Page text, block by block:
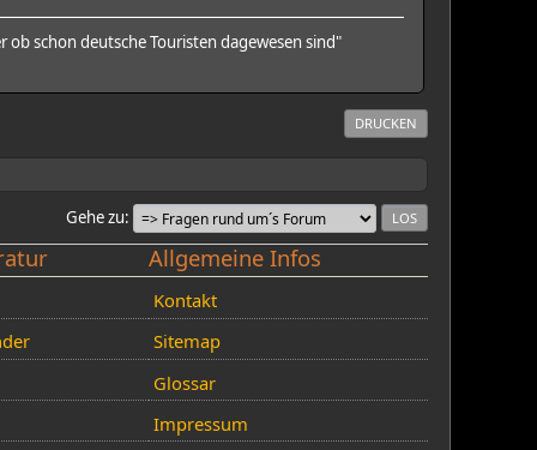
schon deutsche Touristen dagewesen sind"
DRUCKEN
Gehe zu
Allgemeine Infos
Kontakt
Sitemap
Glossar
Impressum